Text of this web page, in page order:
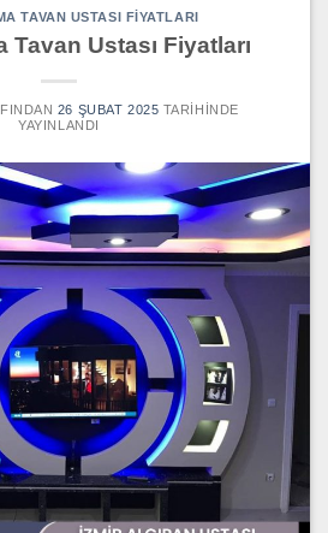
TAVAN USTASI FIYATLARI
Tavan Ustası Fiyatları
26 ŞUBAT 2025 TARIHINDE
YAYINLANDI